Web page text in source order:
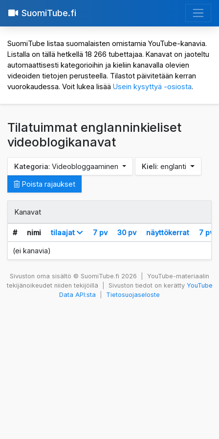
SuomiTube.fi
SuomiTube listaa suomalaisten omistamia YouTube-kanavia.
Listalla on tällä hetkellä 18 266 tubettajaa. Kanavat on jaoteltu
automaattisesti kategorioihin ja kieliin kanavalla olevien
videoiden tietojen perusteella. Tilastot päivitetään kerran
vuorokaudessa. Voit lukea lisää Usein kysyttyä -osiosta.
Tilatuimmat englanninkieliset
videoblogikanavat
Kategoria: Videobloggaaminen Kieli: englanti
Poista rajaukset
Kanavat
# nimi tilaajat 7 pv 30 pv näyttökerrat 7 pv
(ei kanavia)
Sivuston oma sisältö © SuomiTube.fi 2026
YouTube-materiaalin
tekijänoikeudet niiden tekijöillä
Sivuston tiedot on kerätty YouTube
Data API:sta
Tietosuojaseloste